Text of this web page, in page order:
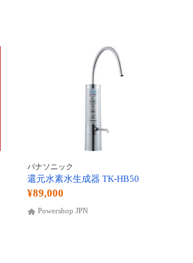
パナソニック
還元水素水生成器 TK-HB50
¥89,000
Powershop JPN